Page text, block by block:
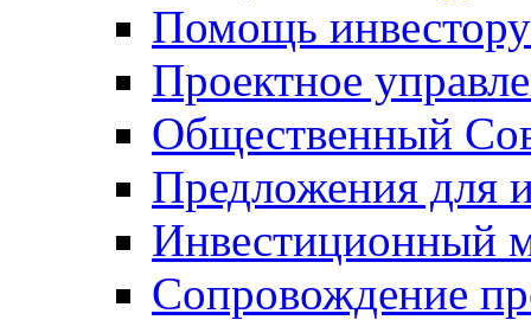
Помощь инвестору
Проектное
Общественный
Предложения для
Инвестиционный
Сопровождение